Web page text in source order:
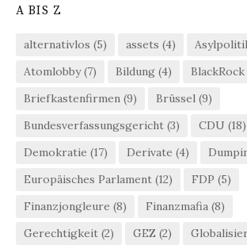
A BIS Z
alternativlos (5) assets (4)
Atomlobby(7) Bildung (4) BlackRock
Briefkastenfirmen (9) Brüssel (9)
Bundesverfassungsgericht (3) CDU (18)
Demokratie (17) Derivate (4)
Europäisches Parlament (12) FDP (5)
Finanzjongleure (8) Finanzmafia (8)
Gerechtigkeit (2) GEZ (2)